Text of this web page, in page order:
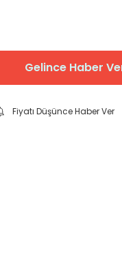
Gelince Haber
Fiyatı Düşünce Haber Ver